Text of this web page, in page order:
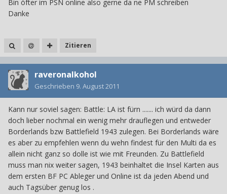
Bin öfter im PSN online also gerne da ne PM schreiben
Danke
Zitieren
raveronalkohol
Geschrieben 9. August 2011
Kann nur soviel sagen: Battle: LA ist fürn ....... ich würd da dann
doch lieber nochmal ein wenig mehr drauflegen und entweder
Borderlands bzw Battlefield 1943 zulegen. Bei Borderlands wäre
es aber zu empfehlen wenn du wehn findest für den Multi da es
allein nicht ganz so dolle ist wie mit Freunden. Zu Battlefield
muss man nix weiter sagen, 1943 beinhaltet die Insel Karten aus
dem ersten BF PC Ableger und Online ist da jeden Abend und
auch Tagsüber genug los .